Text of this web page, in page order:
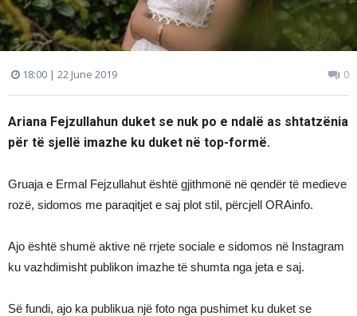
18:00 | 22 June 2019 0
Ariana Fejzullahun duket se nuk po e ndalë as shtatzënia
për të sjellë imazhe ku duket në top-formë.
Gruaja e Ermal Fejzullahut është gjithmonë në qendër të medieve
rozë, sidomos me paraqitjet e saj plot stil, përcjell ORAinfo.
Ajo është shumë aktive në rrjete sociale e sidomos në Instagram
ku vazhdimisht publikon imazhe të shumta nga jeta e saj.
Së fundi, ajo ka publikua një foto nga pushimet ku duket se